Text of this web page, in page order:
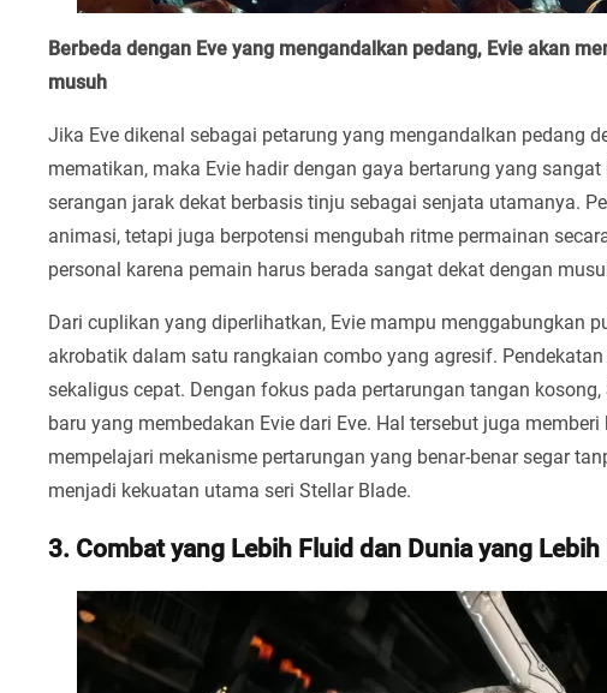
Berbeda dengan Eve yang mengandalkan pedang, Evie akan
musuh
Jika Eve dikenal sebagai petarung yang mengandalkan pedang
mematikan, maka Evie hadir dengan gaya bertarung yang
serangan jarak dekat berbasis tinju sebagai senjata utamanya.
animasi, tetapi juga berpotensi mengubah ritme permainan
personal karena pemain harus berada sangat dekat dengan
Dari cuplikan yang diperlihatkan, Evie mampu menggabungkan
akrobatik dalam satu rangkaian combo yang agresif.
sekaligus cepat. Dengan fokus pada pertarungan tangan
baru yang membedakan Evie dari Eve. Hal tersebut juga
mempelajari mekanisme pertarungan yang benar-benar segar
menjadi kekuatan utama seri Stellar Blade.
3. Combat yang Lebih Fluid dan Dunia yang